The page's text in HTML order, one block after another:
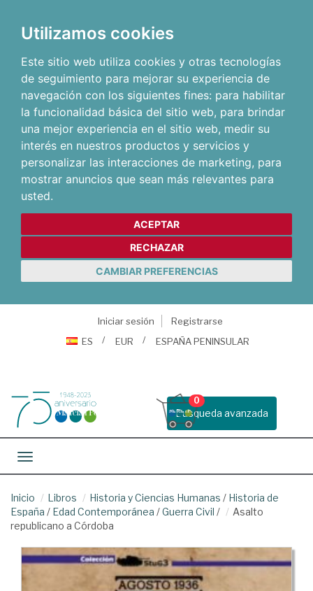
Utilizamos cookies
Este sitio web utiliza cookies y otras tecnologías
de seguimiento para mejorar su experiencia de
navegación con los siguientes fines: para habilitar
la funcionalidad básica del sitio web, para brindar
una mejor experiencia en el sitio web, medir su
interés en nuestros productos y servicios y
personalizar las interacciones de marketing, para
mostrar anuncios que sean más relevantes para
usted.
ACEPTAR
RECHAZAR
CAMBIAR PREFERENCIAS
Iniciar sesión
Registrarse
ES
EUR ESPAÑA PENINSULAR
Busqueda avanzada
0
Toggle navigation
Inicio Libros Historia y Ciencias Humanas / Historia de
España / Edad Contemporánea /Guerra Civil /
Asalto
republicano a Córdoba